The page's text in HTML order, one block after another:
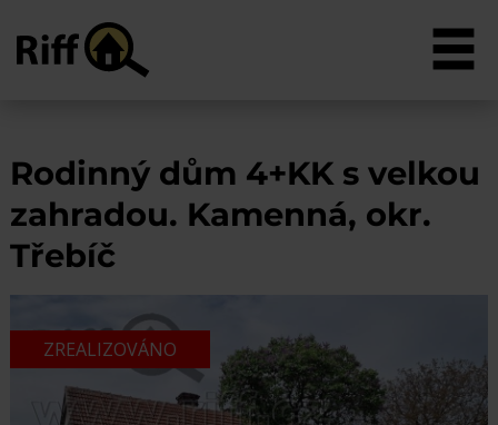
Rodinný dům 4+KK s velkou
zahradou. Kamenná, okr.
Třebíč
ZREALIZOVÁNO